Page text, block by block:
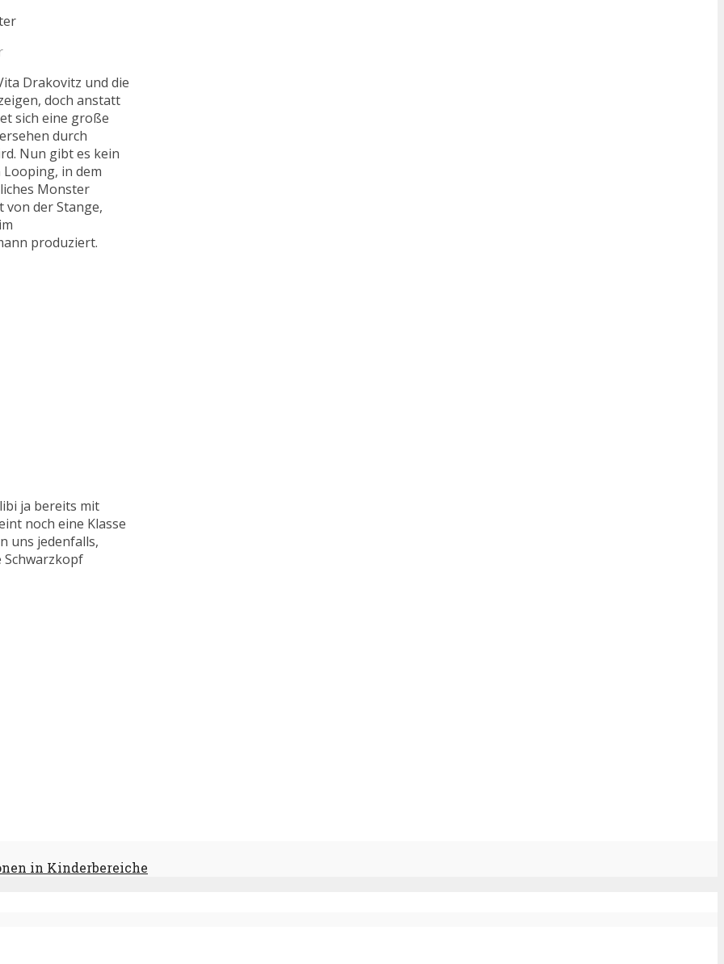
Drakovitz und die
doch anstatt
sich eine große
durch
Nun gibt es kein
in dem
Monster
von der Stange,
produziert.
ja bereits mit
noch eine Klasse
uns jedenfalls,
Schwarzkopf
in Kinderbereiche